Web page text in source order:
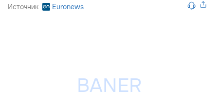
Источник Euronews